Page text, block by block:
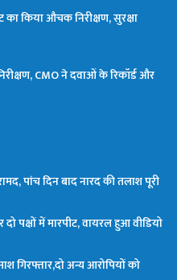
किया औचक निरीक्षण, सुरक्षा
CMO ने दवाओं के रिकॉर्ड और
पांच दिन बाद नारद की तलाश पूरी
पक्षों में मारपीट, वायरल हुआ वीडियो
गिरफ्तार,दो अन्य आरोपियों को